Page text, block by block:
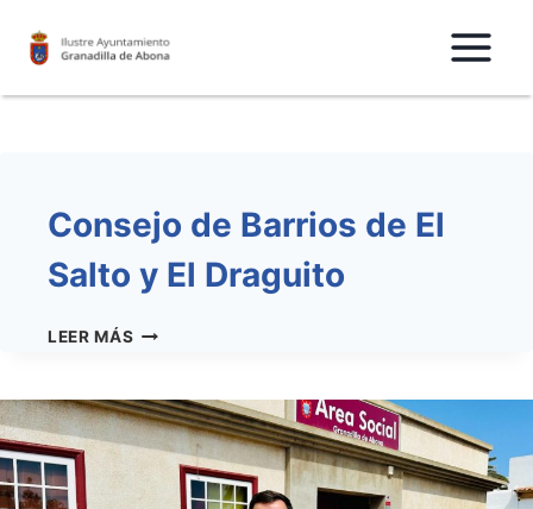
Consejo de Barrios de El
Salto y El Draguito
LEER MÁS CONSEJO
DE
EL
SALTO